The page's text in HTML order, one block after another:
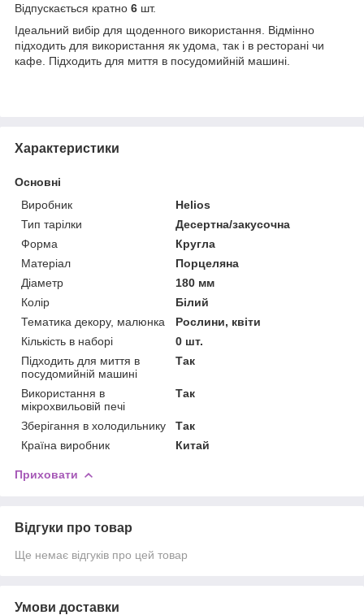
Відпускається кратно 6 шт.
Ідеальний вибір для щоденного використання. Відмінно
підходить для використання як удома, так і в ресторані чи
кафе. Підходить для миття в посудомийній машині.
Характеристики
Основні
Виробник
Helios
Тип тарілки
Десертна/закусочна
Форма
Кругла
Матеріал
Порцеляна
Діаметр
180 мм
Колір
Білий
Тематика декору, малюнка
Рослини, квіти
Кількість в наборі
0 шт.
Підходить для миття в
посудомийній машині
Так
Використання в
мікрохвильовій печі
Так
Зберігання в холодильнику
Так
Країна виробник
Китай
Приховати
Відгуки про товар
Ще немає відгуків про цей товар
Умови доставки